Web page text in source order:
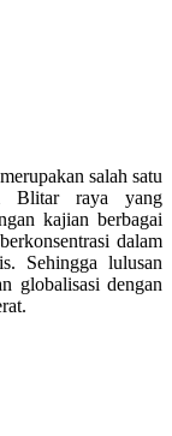
salah satu
Blitar raya yang
kajian berbagai
dalam
Sehingga lulusan
globalisasi dengan